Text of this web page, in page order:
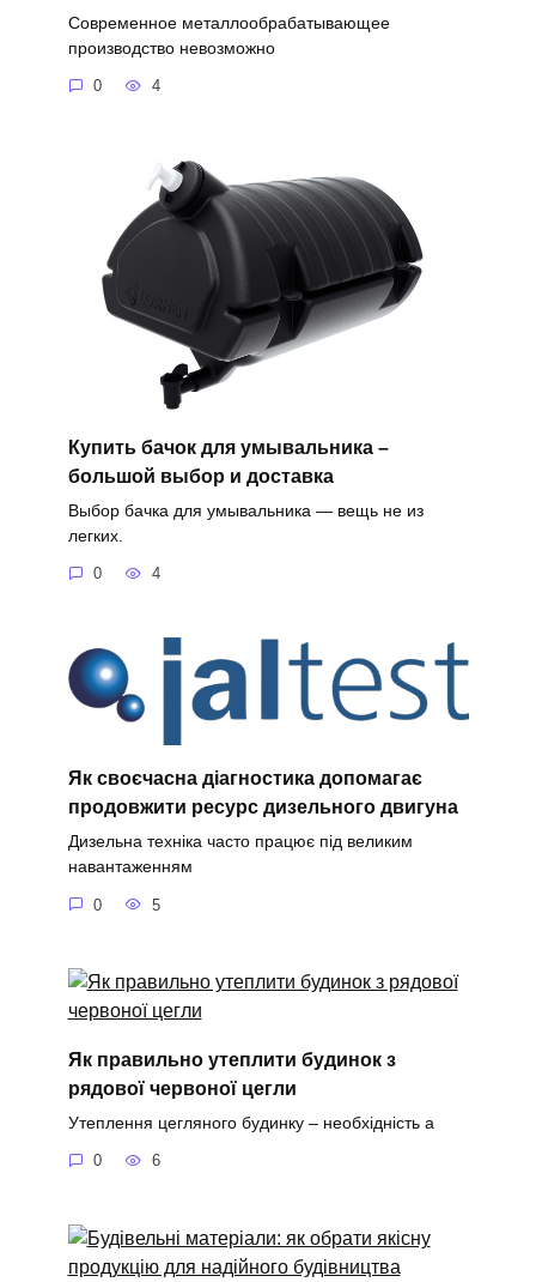
Современное металлообрабатывающее
производство невозможно
0 4
Купить бачок для умывальника –
большой выбор и доставка
Выбор бачка для умывальника — вещь не из
легких.
0 4
Як своєчасна діагностика допомагає
продовжити ресурс дизельного двигуна
Дизельна техніка часто працює під великим
навантаженням
0 5
Як правильно утеплити будинок з
рядової червоної цегли
Утеплення цегляного будинку – необхідність а
0 6